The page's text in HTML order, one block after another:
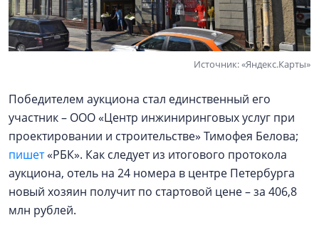
Источник: «Яндекс.Карты»
Победителем аукциона стал единственный его
участник – ООО «Центр инжиниринговых услуг при
проектировании и строительстве» Тимофея Белова;
пишет«РБК». Как следует из итогового протокола
аукциона, отель на 24 номера в центре Петербурга
новый хозяин получит по стартовой цене – за 406,8
млн рублей.